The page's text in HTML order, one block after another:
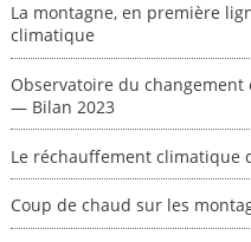
La montagne, en première
climatique
Observatoire du
— Bilan 2023
Le réchauffement climatique
Coup de chaud sur les